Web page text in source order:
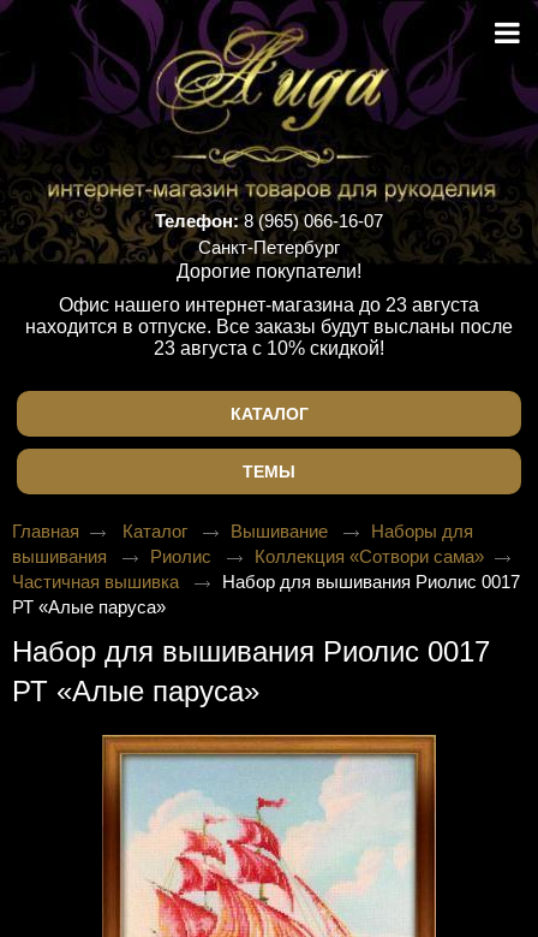
Телефон:8 (965) 066-16-07
Санкт-Петербург
Дорогие покупатели!
Офис нашего интернет-магазина до 23 августа
находится в отпуске. Все заказы будут высланы после
23 августа с 10% скидкой!
КАТАЛОГ
ТЕМЫ
Главная Каталог Вышивание
Наборы для
вышивания
Риолис
Коллекция «Сотвори сама»
Частичная вышивка
Набор для вышивания Риолис 0017
РТ «Алые паруса»
Набор для вышивания Риолис 0017
РТ «Алые паруса»